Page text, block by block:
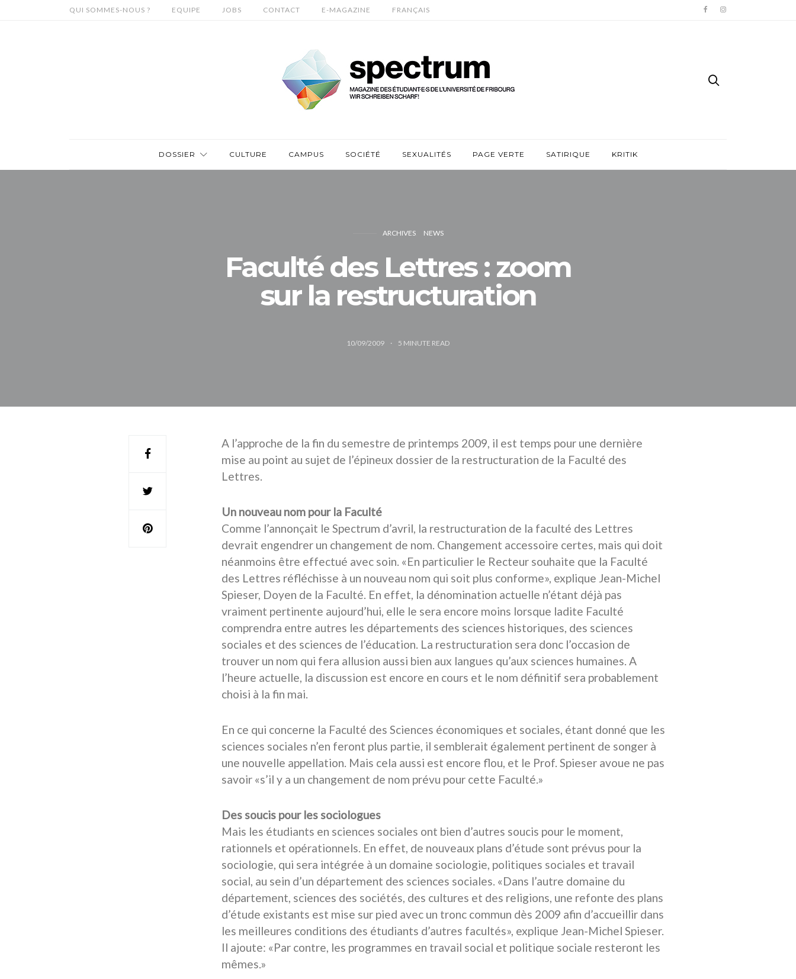
QUI SOMMES-NOUS ? EQUIPE JOBS CONTACT E-MAGAZINE FRANÇAIS
DOSSIER CULTURE CAMPUS SOCIÉTÉ SEXUALITÉS PAGE VERTE SATIRIQUE KRITIK
ARCHIVES NEWS
Faculté des Lettres : zoom
sur la restructuration
10/09/2009 5 MINUTE READ
A l’approche de la fin du semestre de printemps 2009, il est temps pour une dernière
mise au point au sujet de l’épineux dossier de la restructuration de la Faculté des
Lettres.
Un nouveau nom pour la Faculté
Comme l’annonçait le Spectrum d’avril, la restructuration de la faculté des Lettres
devrait engendrer un changement de nom. Changement accessoire certes, mais qui doit
néanmoins être effectué avec soin. «En particulier le Recteur souhaite que la Faculté
des Lettres réfléchisse à un nouveau nom qui soit plus conforme», explique Jean-Michel
Spieser, Doyen de la Faculté. En effet, la dénomination actuelle n’étant déjà pas
vraiment pertinente aujourd’hui, elle le sera encore moins lorsque ladite Faculté
comprendra entre autres les départements des sciences historiques, des sciences
sociales et des sciences de l’éducation. La restructuration sera donc l’occasion de
trouver un nom qui fera allusion aussi bien aux langues qu’aux sciences humaines. A
l’heure actuelle, la discussion est encore en cours et le nom définitif sera probablement
choisi à la fin mai.
En ce qui concerne la Faculté des Sciences économiques et sociales, étant donné que les
sciences sociales n’en feront plus partie, il semblerait également pertinent de songer à
une nouvelle appellation. Mais cela aussi est encore flou, et le Prof. Spieser avoue ne pas
savoir «s’il y a un changement de nom prévu pour cette Faculté.»
Des soucis pour les sociologues
Mais les étudiants en sciences sociales ont bien d’autres soucis pour le moment,
rationnels et opérationnels. En effet, de nouveaux plans d’étude sont prévus pour la
sociologie, qui sera intégrée à un domaine sociologie, politiques sociales et travail
social, au sein d’un département des sciences sociales. «Dans l’autre domaine du
département, sciences des sociétés, des cultures et des religions, une refonte des plans
d’étude existants est mise sur pied avec un tronc commun dès 2009 afin d’accueillir dans
les meilleures conditions des étudiants d’autres facultés», explique Jean-Michel Spieser.
Il ajoute: «Par contre, les programmes en travail social et politique sociale resteront les
mêmes.»